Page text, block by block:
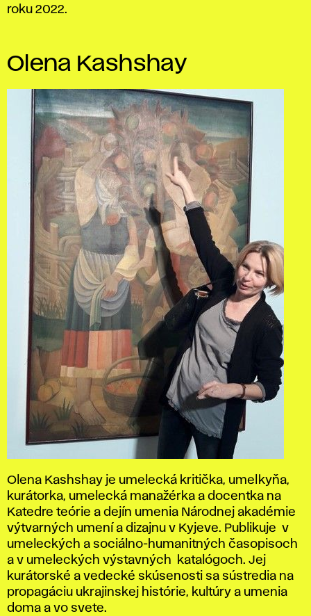
roku 2022.
Olena Kashshay
Olena Kashshay je umelecká kritička, umelkyňa,
kurátorka, umelecká manažérka a docentka na
Katedre teórie a dejín umenia Národnej akadémie
výtvarných umení a dizajnu v Kyjeve. Publikuje v
umeleckých a sociálno-humanitných časopisoch
a v umeleckých výstavných katalógoch. Jej
kurátorské a vedecké skúsenosti sa sústredia na
propagáciu ukrajinskej histórie, kultúry a umenia
doma a vo svete.